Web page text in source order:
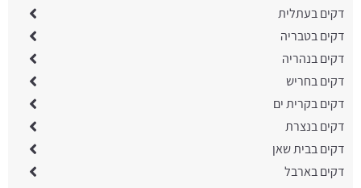
דקים בעתלית
דקים בטבריה
דקים בנהריה
דקים בחריש
דקים בקרית ים
דקים בנצרת
דקים בבית שאן
דקים בארבל